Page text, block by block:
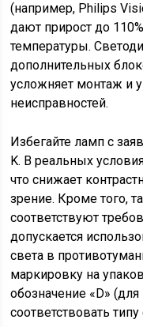
(например, Philips
дают прирост до
температуры.
дополнительных
усложняет монтаж и
неисправностей.
Избегайте ламп с
K. В реальных
что снижает
зрение. Кроме того,
соответствуют
допускается
света в
маркировку на
обозначение «D» (для
соответствовать